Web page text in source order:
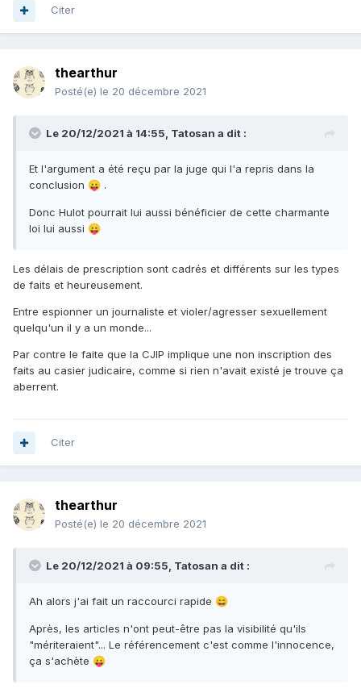
Citer
thearthur
Posté(e) le 20 décembre 2021
Le 20/12/2021 à 14:55, Tatosan a dit :
Et l'argument a été reçu par la juge qui l'a repris dans la
conclusion 😛 .
Donc Hulot pourrait lui aussi bénéficier de cette charmante
loi lui aussi 😛
Les délais de prescription sont cadrés et différents sur les types
de faits et heureusement.
Entre espionner un journaliste et violer/agresser sexuellement
quelqu'un il y a un monde...
Par contre le faite que la CJIP implique une non inscription des
faits au casier judicaire, comme si rien n'avait existé je trouve ça
aberrent.
Citer
thearthur
Posté(e) le 20 décembre 2021
Le 20/12/2021 à 09:55, Tatosan a dit :
Ah alors j'ai fait un raccourci rapide 😄
Après, les articles n'ont peut-être pas la visibilité qu'ils
"mériteraient"... Le référencement c'est comme l'innocence,
ça s'achète 😛